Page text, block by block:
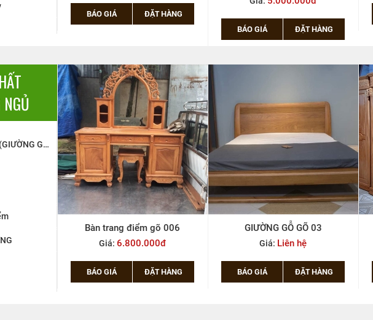
HÀNG
TRƯỜNG KỶ (GIƯỜNG GẤP), PHƯƠNG LƯỜI
Bàn trang điểm gõ 006
Giá: 6.800.000đ
BÁO GIÁ ĐẶT HÀNG
GIƯỜNG GỖ GÕ 03
Giá: Liên hệ
BÁO GIÁ ĐẶT HÀNG